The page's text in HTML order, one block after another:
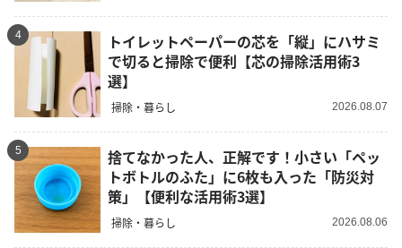
4
トイレットペーパーの芯を「縦」にハサミ
で切ると掃除で便利【芯の掃除活用術3
選】
掃除・暮らし 2026.08.07
5
捨てなかった人、正解です！小さい「ペッ
トボトルのふた」に6枚も入った「防災対
策」【便利な活用術3選】
掃除・暮らし 2026.08.06